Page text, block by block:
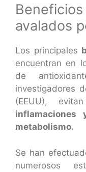
avalados
Los principales
encuentran en
de
investigadores
(EEUU),
metabolismo.
Se han
numerosos